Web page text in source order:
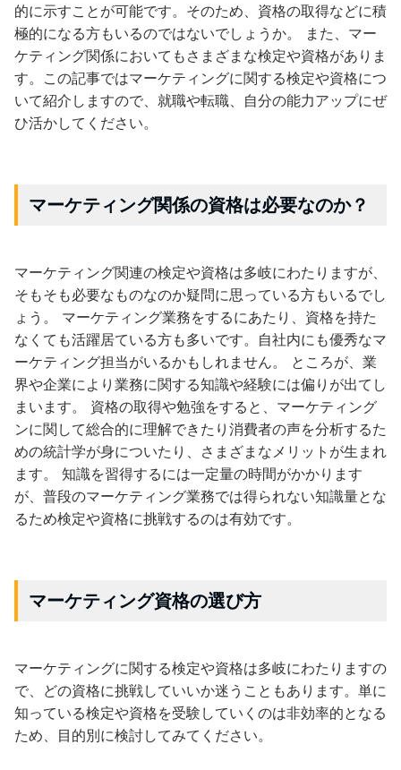
的に示すことが可能です。そのため、資格の取得などに積
極的になる方もいるのではないでしょうか。 また、マー
ケティング関係においてもさまざまな検定や資格がありま
す。この記事ではマーケティングに関する検定や資格につ
いて紹介しますので、就職や転職、自分の能力アップにぜ
ひ活かしてください。
マーケティング関係の資格は必要なのか？
マーケティング関連の検定や資格は多岐にわたりますが、
そもそも必要なものなのか疑問に思っている方もいるでし
ょう。 マーケティング業務をするにあたり、資格を持た
なくても活躍居ている方も多いです。自社内にも優秀なマ
ーケティング担当がいるかもしれません。 ところが、業
界や企業により業務に関する知識や経験には偏りが出てし
まいます。 資格の取得や勉強をすると、マーケティング
ンに関して総合的に理解できたり消費者の声を分析するた
めの統計学が身についたり、さまざまなメリットが生まれ
ます。 知識を習得するには一定量の時間がかかります
が、普段のマーケティング業務では得られない知識量とな
るため検定や資格に挑戦するのは有効です。
マーケティング資格の選び方
マーケティングに関する検定や資格は多岐にわたりますの
で、どの資格に挑戦していいか迷うこともあります。単に
知っている検定や資格を受験していくのは非効率的となる
ため、目的別に検討してみてください。